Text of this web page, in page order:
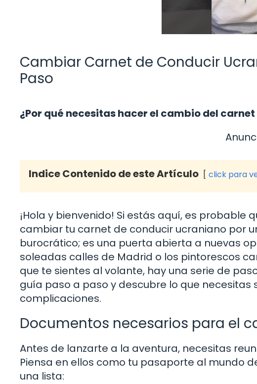
Cambiar Carnet de Conducir
Paso
¿Por qué necesitas hacer el cambio del
Indice Contenido de este Artículo click para
¡Hola y bienvenido! Si estás aquí, es
cambiar tu carnet de conducir ucraniano por
burocrático; es una puerta abierta a nuevas
soleadas calles de Madrid o los pintorescos
que te sientes al volante, hay una serie de
guía paso a paso y descubre lo que
complicaciones.
Documentos necesarios para el
Antes de lanzarte a la aventura, necesitas
Piensa en ellos como tu pasaporte al mundo
una lista: